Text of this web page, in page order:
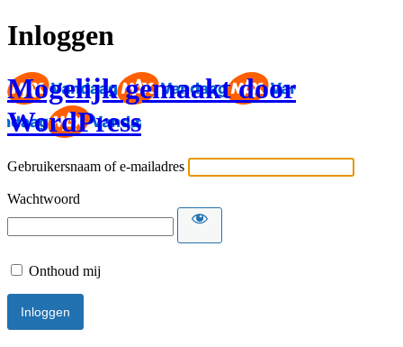
Inloggen
Mogelijk gemaakt door
WordPress
Gebruikersnaam of e-mailadres
Wachtwoord
Onthoud mij